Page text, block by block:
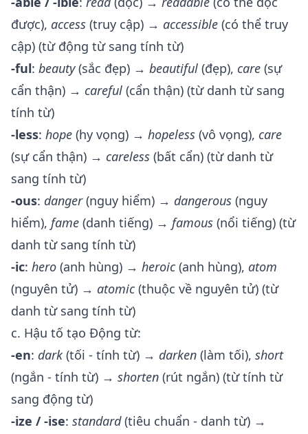
được), access (truy cập) → accessible (có thể truy
cập) (từ động từ sang tính từ)
-ful: beauty(sắc đẹp) → beautiful (đẹp), care (sự
cẩn thận) → careful (cẩn thận) (từ danh từ sang
tính từ)
-less: hope (hy vọng) → hopeless (vô vọng), care
(sự cẩn thận) → careless (bất cẩn) (từ danh từ
sang tính từ)
-ous: danger(nguy hiểm) → dangerous (nguy
hiểm), fame (danh tiếng) → famous (nổi tiếng) (từ
danh từ sang tính từ)
-ic: hero (anh hùng) → heroic(anh hùng), atom
(nguyên tử) → atomic(thuộc về nguyên tử) (từ
danh từ sang tính từ)
c. Hậu tố tạo Động từ:
-en: dark (tối - tính từ) → darken (làm tối), short
(ngắn - tính từ) → shorten (rút ngắn) (từ tính từ
sang động từ)
-ize / -ise: standard(tiêu chuẩn - danh từ) →